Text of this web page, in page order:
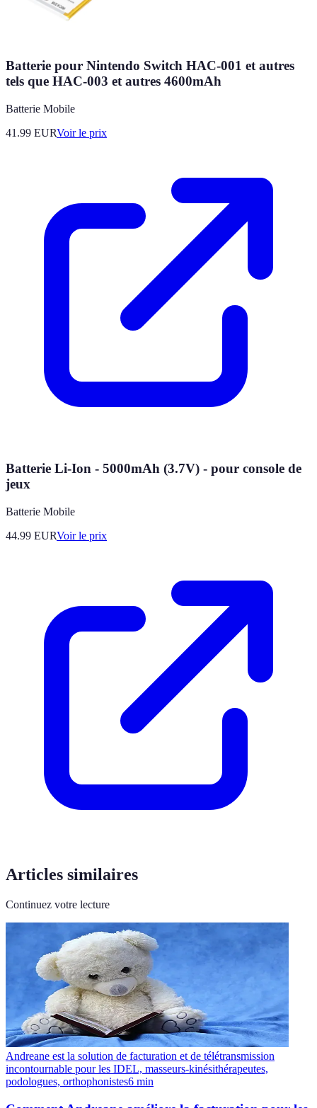
Batterie pour Nintendo Switch HAC-001 et autres
tels que HAC-003 et autres 4600mAh
Batterie Mobile
41.99 EURVoir le prix
Batterie Li-Ion - 5000mAh (3.7V) - pour console de
jeux
Batterie Mobile
44.99 EURVoir le prix
Articles similaires
Continuez votre lecture
Andreane est la solution de facturation et de télétransmission
incontournable pour les IDEL, masseurs-kinésithérapeutes,
podologues, orthophonistes6 min